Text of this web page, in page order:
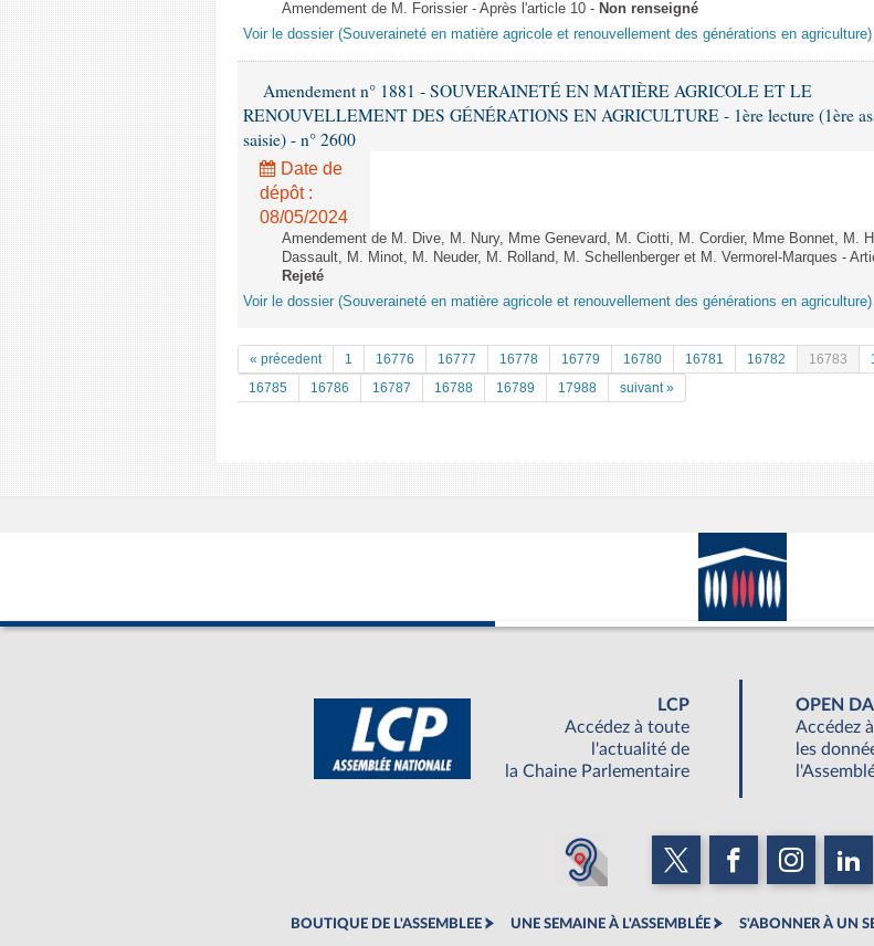
Amendement de M. Forissier - Après l'article 10 - Non renseigné
Voir le dossier (Souveraineté en matière agricole et renouvellement des générations en agriculture)
Amendement n° 1881 - SOUVERAINETÉ EN MATIÈRE AGRICOLE ET LE
RENOUVELLEMENT DES GÉNÉRATIONS EN AGRICULTURE - 1ère lecture (1ère
saisie) - n° 2600
Date de
dépôt :
08/05/2024
Amendement de M. Dive, M. Nury, Mme Genevard, M. Ciotti, M. Cordier, Mme Bonnet, M.
Dassault, M. Minot, M. Neuder, M. Rolland, M. Schellenberger et M. Vermorel-Marques -
Rejeté
Voir le dossier (Souveraineté en matière agricole et renouvellement des générations en agriculture)
« précedent 1 16776 16777 16778 16779 16780 16781 16782 16783
16785
16786 16787 16788 16789 17988 suivant »
LCP
Accédez à toute
l'actualité de
la Chaine Parlementaire
OPEN
Accédez
les
BOUTIQUE DE L'ASSEMBLEE UNE SEMAINE À L'ASSEMBLÉE S'ABONNER À UN